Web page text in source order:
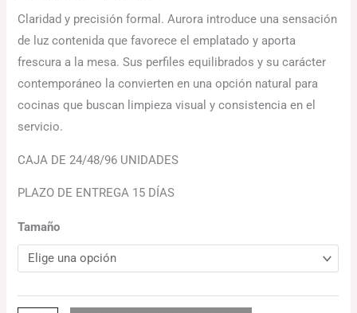
Claridad y precisión formal. Aurora introduce una sensación
de luz contenida que favorece el emplatado y aporta
frescura a la mesa. Sus perfiles equilibrados y su carácter
contemporáneo la convierten en una opción natural para
cocinas que buscan limpieza visual y consistencia en el
servicio.
CAJA DE 24/48/96 UNIDADES
PLAZO DE ENTREGA 15 DÍAS
Tamaño